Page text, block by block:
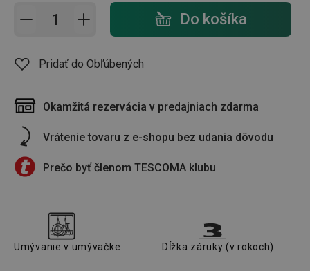
Pridať do košíka - počet Do košíka
Pridať do Obľúbených
Okamžitá rezervácia v predajniach zdarma
Vrátenie tovaru z e-shopu bez udania dôvodu
Prečo byť členom TESCOMA klubu
Umývanie v umývačke Dĺžka záruky (v rokoch)